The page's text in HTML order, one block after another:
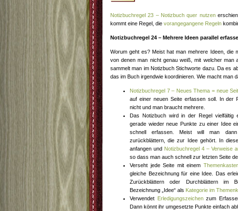
Notizbuchregel 23 – Notizbuch quer nutzenerschien
kommt eine Regel, die vorangegangene Regeln
Notizbuchregel 24 – Mehrere Ideen parallel
Worum geht es? Meist hat man mehrere Ideen, die
von denen man nicht genau weiß, mit welcher man
sammelt man im Notizbuch Stichworte dazu. Da es
das im Buch irgendwie koordinieren. Wie macht man
Notizbuchregel 7 – Neues Thema = neue
auf einer neuen Seite erfassen soll. In der
nicht und man braucht mehrere.
Das Notizbuch wird in der Regel vielfältig
gerade wieder neue Punkte zu einer Idee
schnell erfassen. Meist will man
zurückblättern, die zur Idee gehört. In
anfangen und Notizbuchregel 4 – Verweise
so dass man auch schnell zur letzten Seite
Verseht jede Seite mit einem
gleiche Bezeichnung für eine Idee. Das
Zurückblättern oder Durchblättern im
Bezeichnung „Idee“ als Kategorie im
Verwendet Erledigungszeichenzum
Dann könnt ihr umgesetzte Punkte einfach